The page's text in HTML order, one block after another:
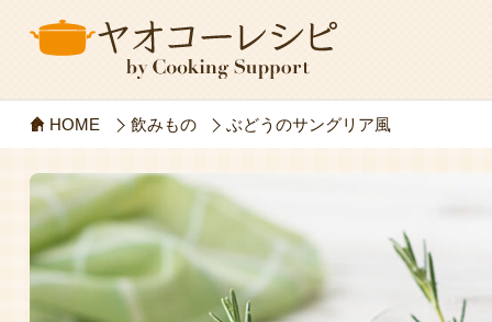
HOME 飲みもの ぶどうのサングリア風